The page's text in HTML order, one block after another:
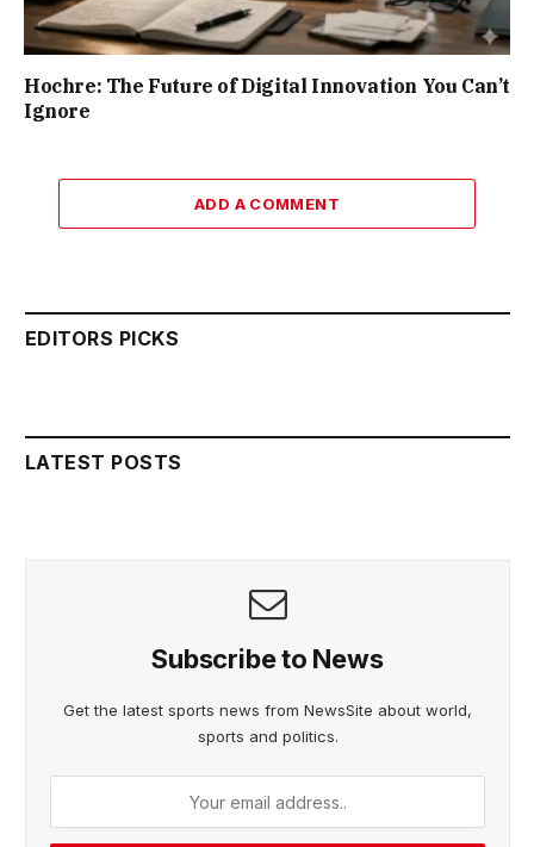
Hochre: The Future of Digital Innovation You Can’t
Ignore
ADD A COMMENT
EDITORS PICKS
LATEST POSTS
Subscribe to News
Get the latest sports news from NewsSite about world,
sports and politics.